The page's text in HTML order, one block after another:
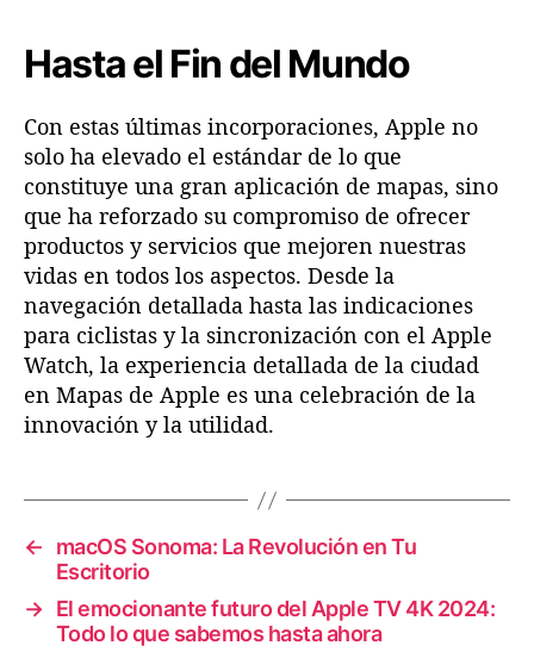
Hasta el Fin del Mundo
Con estas últimas incorporaciones, Apple no
solo ha elevado el estándar de lo que
constituye una gran aplicación de mapas, sino
que ha reforzado su compromiso de ofrecer
productos y servicios que mejoren nuestras
vidas en todos los aspectos. Desde la
navegación detallada hasta las indicaciones
para ciclistas y la sincronización con el Apple
Watch, la experiencia detallada de la ciudad
en Mapas de Apple es una celebración de la
innovación y la utilidad.
←
macOS Sonoma: La Revolución en Tu
Escritorio
→ El emocionante futuro del Apple TV 4K 2024:
Todo lo que sabemos hasta ahora